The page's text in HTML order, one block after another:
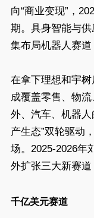
向“商业变现”，
期。具身智能与
集布局机器人赛道
在拿下理想和宇
成覆盖零售、物
外、汽车、机器
产生态”双轮驱动
场。2025-2026年
外扩张三大新赛道
千亿美元赛道